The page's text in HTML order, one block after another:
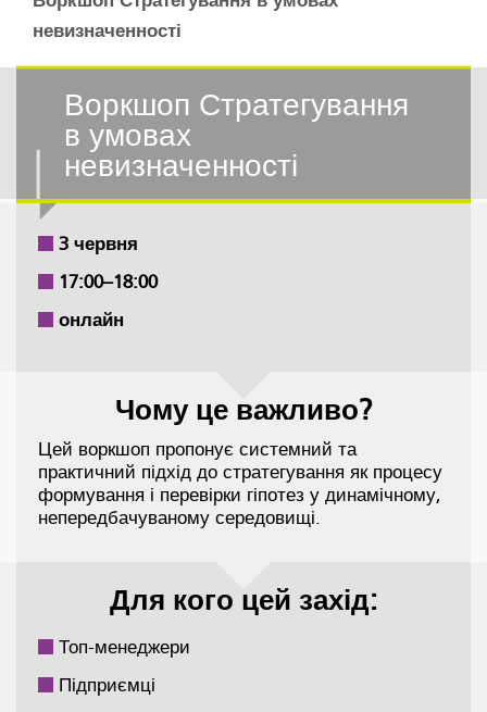
невизначенності
Воркшоп Стратегування
в умовах
невизначенності
3 червня
17:00–18:00
онлайн
Чому це важливо?
Цей воркшоп пропонує системний та
практичний підхід до стратегування як процесу
формування і перевірки гіпотез у динамічному,
непередбачуваному середовищі.
Для кого цей захід:
Топ-менеджери
Підприємці